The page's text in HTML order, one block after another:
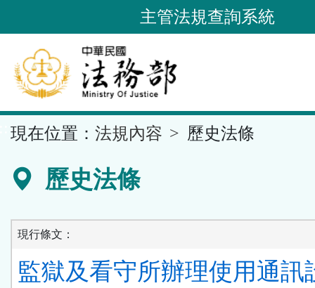
到
要
內
容
區
主管法規查詢系統
現在位置： 法規內容 歷史法條
歷史法條
現行條文：
監獄及看守所辦理使用通訊